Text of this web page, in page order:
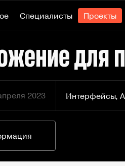
Специалисты Проекты
для
2023 Интерфейсы,